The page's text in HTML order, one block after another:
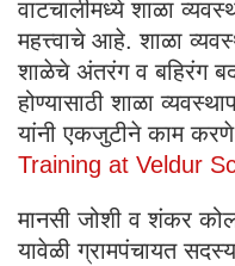
वाटचालीमध्ये शाळा
महत्त्वाचे आहे. शाळा
शाळेचे अंतरंग व बहिरंग
होण्यासाठी शाळा
यांनी एकजुटीने काम
Training at Veldur
मानसी जोशी व शंकर
यावेळी ग्रामपंचायत